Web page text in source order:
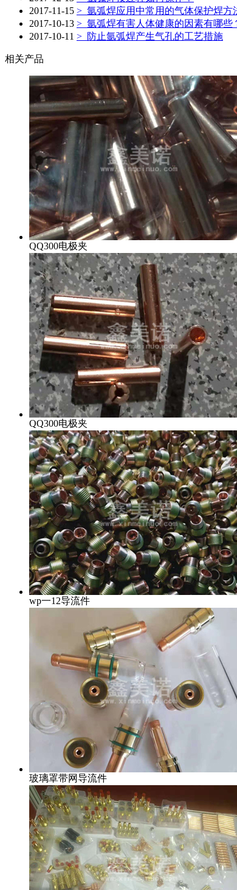
2017-11-15 > 氩弧焊应用中常用的气体保护焊方
2017-10-13 > 氩弧焊有害人体健康的因素有哪些
2017-10-11 > 防止氩弧焊产生气孔的工艺措施
相关产品
QQ300电极夹
QQ300电极夹
wp一12导流件
玻璃罩带网导流件